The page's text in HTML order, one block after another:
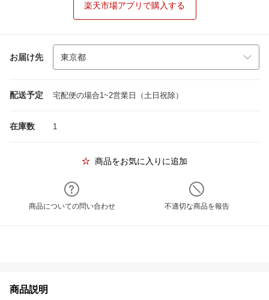
楽天市場アプリで購入する
お届け先
配送予定 宅配便の場合1~2営業日（土日祝除）
在庫数 1
商品をお気に入りに追加
商品についての問い合わせ 不適切な商品を報告
商品説明